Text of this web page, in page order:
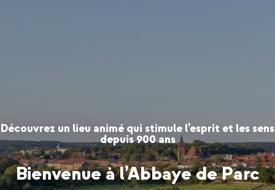
Découvrez un lieu animé qui stimule l’esprit et les sens
depuis 900 ans
Bienvenue à l’Abbaye de Parc